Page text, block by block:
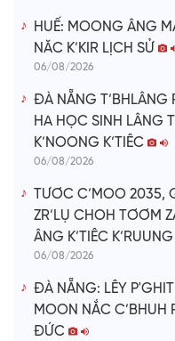
HUẾ: MOONG ÂNG
NĂC K’KIR LỊCH SỬ
06/08/2026
ĐÀ NẴNG T’BHLÂNG
HA HỌC SINH LÂNG
K’NOONG K’TIÊC
06/08/2026
TƯƠC C’MOO 2035,
ZR’LỤ CHOH TƠƠM
ÂNG K’TIÊC K’RUUNG
06/08/2026
ĐÀ NẴNG: LÊY P'GHIT
MOON NẮC C’BHUH
ĐỨC